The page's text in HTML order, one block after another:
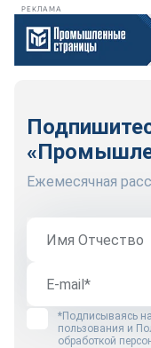
РЕКЛАМА
Ежемесячная
*Подписываясь
пользования и
обработкой